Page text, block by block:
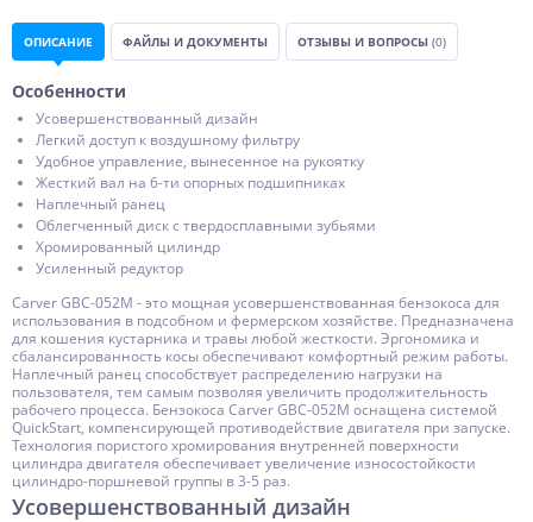
ОПИСАНИЕ ФАЙЛЫ И ДОКУМЕНТЫ ОТЗЫВЫ И ВОПРОСЫ (0)
Особенности
Усовершенствованный дизайн
Легкий доступ к воздушному фильтру
Удобное управление, вынесенное на рукоятку
Жесткий вал на 6-ти опорных подшипниках
Наплечный ранец
Облегченный диск с твердосплавными зубьями
Хромированный цилиндр
Усиленный редуктор
Carver GBC-052M - это мощная усовершенствованная бензокоса для
использования в подсобном и фермерском хозяйстве. Предназначена
для кошения кустарника и травы любой жесткости. Эргономика и
сбалансированность косы обеспечивают комфортный режим работы.
Наплечный ранец способствует распределению нагрузки на
пользователя, тем самым позволяя увеличить продолжительность
рабочего процесса. Бензокоса Carver GBC-052M оснащена системой
QuickStart, компенсирующей противодействие двигателя при запуске.
Технология пористого хромирования внутренней поверхности
цилиндра двигателя обеспечивает увеличение износостойкости
цилиндро-поршневой группы в 3-5 раз.
Усовершенствованный дизайн